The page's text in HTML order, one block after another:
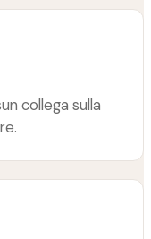
collega sulla